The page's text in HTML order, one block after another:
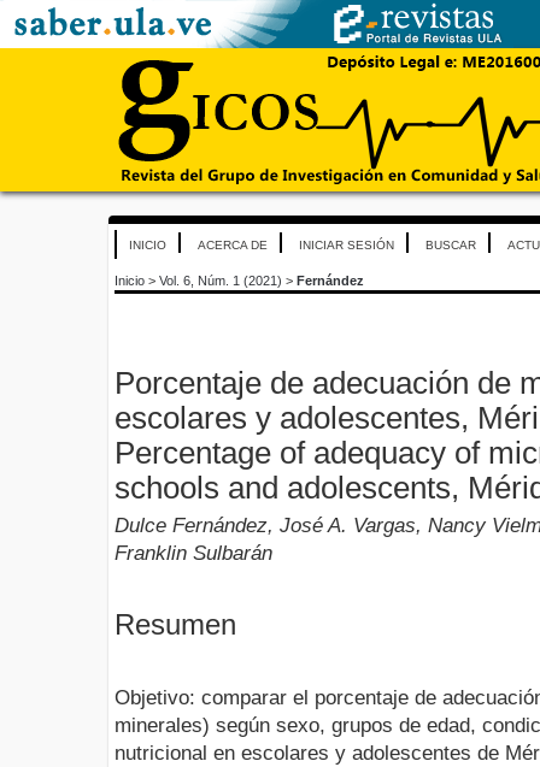
INICIO ACERCA DE INICIAR SESIÓN BUSCAR
Inicio > Vol. 6, Núm. 1 (2021) > Fernández
Porcentaje de adecuación de
escolares y adolescentes,
Percentage of adequacy of
schools and adolescents,
Dulce Fernández, José A. Vargas, Nancy
Franklin Sulbarán
Resumen
Objetivo: comparar el porcentaje de
minerales) según sexo, grupos de edad,
nutricional en escolares y adolescentes de